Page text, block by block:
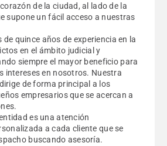
de la ciudad, al lado de la
supone un fácil acceso a nuestras
quince años de experiencia en la
en el ámbito judicial y
siempre el mayor beneficio para
intereses en nosotros. Nuestra
de forma principal a los
empresarios que se acercan a
es una atención
a cada cliente que se
buscando asesoría.